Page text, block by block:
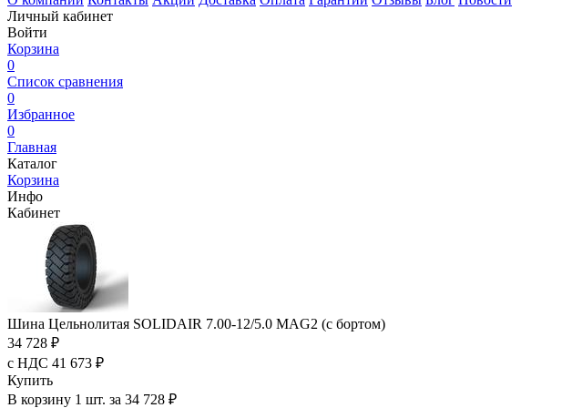
Личный кабинет
Войти
Корзина
0
Список сравнения
0
Избранное
0
Главная
Каталог
Корзина
Инфо
Кабинет
Шина Цельнолитая SOLIDAIR 7.00-12/5.0 MAG2 (с бортом)
34 728 ₽
с НДС 41 673 ₽
Купить
В корзину 1 шт. за 34 728 ₽